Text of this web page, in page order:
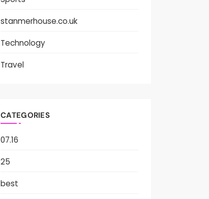
stanmerhouse.co.uk
Technology
Travel
CATEGORIES
07.16
25
best